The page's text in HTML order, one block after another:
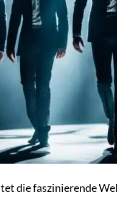
die faszinierende